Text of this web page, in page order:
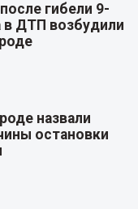
гибели 9-
в ДТП возбудили
назвали
остановки